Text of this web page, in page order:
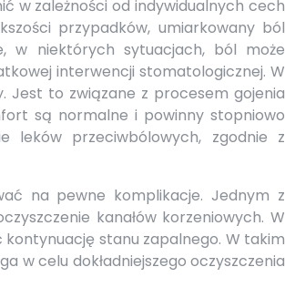
w zależności od indywidualnych cech
przypadków, umiarkowany ból
w niektórych sytuacjach, ból może
interwencji stomatologicznej. W
Jest to związane z procesem gojenia
są normalne i powinny stopniowo
leków przeciwbólowych, zgodnie z
na pewne komplikacje. Jednym z
kanałów korzeniowych. W
stanu zapalnego. W takim
w celu dokładniejszego oczyszczenia